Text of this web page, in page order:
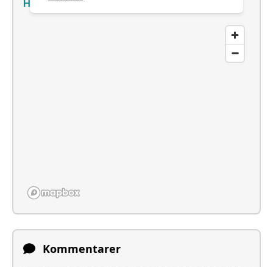
Holtevej 10, 9381 Sulsted
Kommentarer